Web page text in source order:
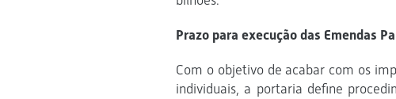
Prazo para execução das Emendas
Com o objetivo de acabar com os
individuais, a portaria define